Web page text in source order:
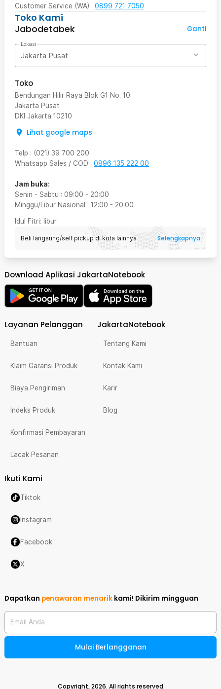
Customer Service (WA) : 0899 721 7050
Toko Kami
Jabodetabek
Ganti
Lokasi
Jakarta Pusat
Toko
Bendungan Hilir Raya Blok G1 No. 10
Jakarta Pusat
DKI Jakarta 10210
Lihat google maps
Telp : (021) 39 700 200
Whatsapp Sales / COD : 0896 135 222 00
Jam buka:
Senin - Sabtu : 09:00 - 20:00
Minggu/Libur Nasional : 12:00 - 20:00
Idul Fitri: libur
Beli langsung/self pickup di kota lainnya Selengkapnya
Download Aplikasi JakartaNotebook
Layanan Pelanggan
Bantuan
Klaim Garansi Produk
Biaya Pengiriman
Indeks Produk
Konfirmasi Pembayaran
Lacak Pesanan
JakartaNotebook
Tentang Kami
Kontak Kami
Karir
Blog
Ikuti Kami
Tiktok
Instagram
Facebook
X
Dapatkan penawaran menarik kami! Dikirim mingguan
Email Anda
Mulai Berlangganan
Copyright,2026. All rights reserved